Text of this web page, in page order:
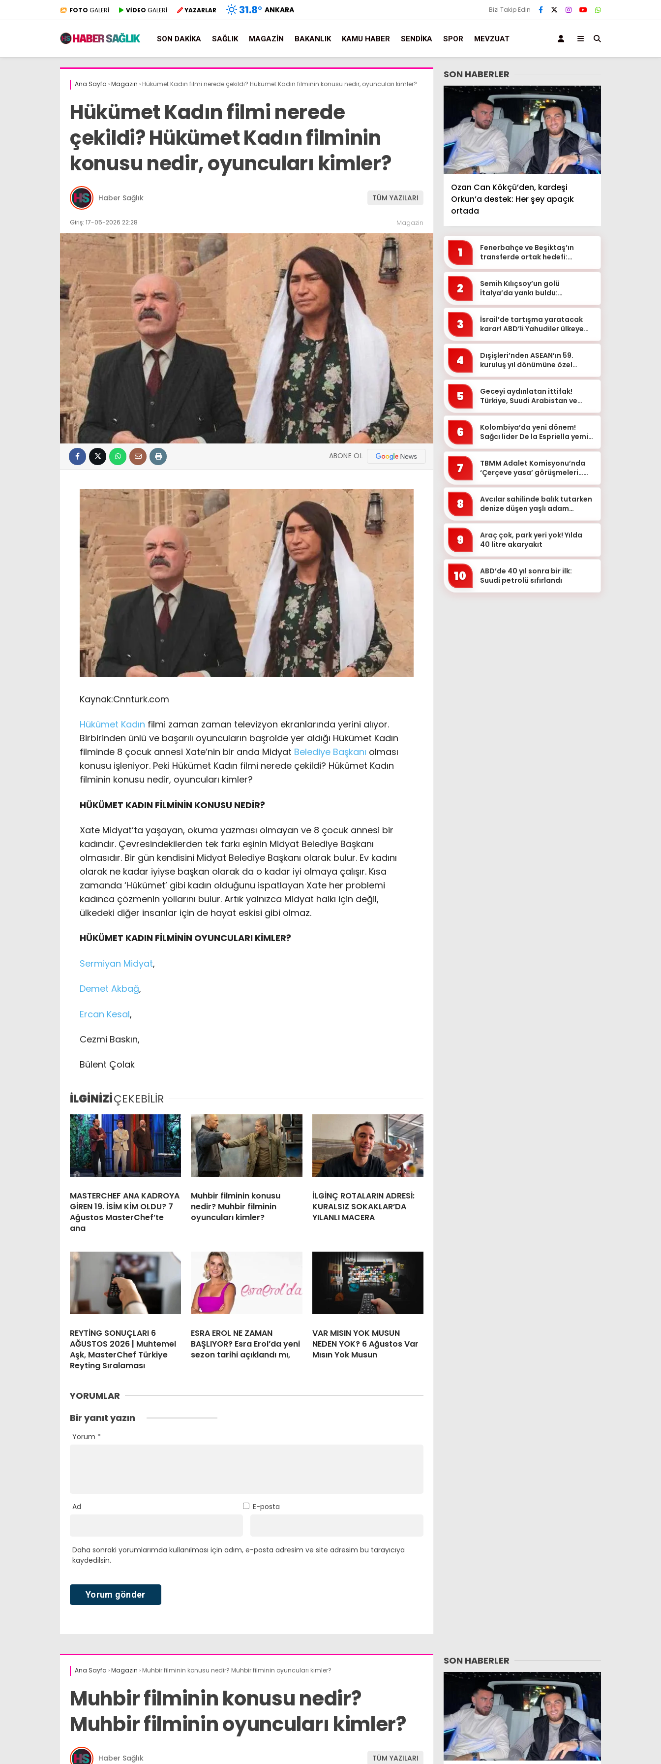
FOTO GALERİ VİDEO GALERİ YAZARLAR 31.8° ANKARA Bizi Takip Edin
SON DAKIKA SAĞLIK MAGAZIN BAKANLIK KAMU HABER SENDIKA SPOR MEVZUAT
Ana Sayfa ›Magazin › Hükümet Kadın filmi nerede çekildi? Hükümet Kadın filminin konusu nedir, oyuncuları kimler?
Hükümet Kadın filmi nerede
çekildi? Hükümet Kadın filminin
konusu nedir, oyuncuları kimler?
Haber Sağlık TÜM YAZILARI
Giriş: 17-05-2026 22:28 Magazin
ABONE OL
Kaynak:Cnnturk.com
Hükümet Kadın filmi zaman zaman televizyon ekranlarında yerini alıyor.
Birbirinden ünlü ve başarılı oyuncuların başrolde yer aldığı Hükümet Kadın
filminde 8 çocuk annesi Xate’nin bir anda Midyat Belediye Başkanı olması
konusu işleniyor. Peki Hükümet Kadın filmi nerede çekildi? Hükümet Kadın
filminin konusu nedir, oyuncuları kimler?
HÜKÜMET KADIN FİLMİNİN KONUSU NEDİR?
Xate Midyat’ta yaşayan, okuma yazması olmayan ve 8 çocuk annesi bir
kadındır. Çevresindekilerden tek farkı eşinin Midyat Belediye Başkanı
olmasıdır. Bir gün kendisini Midyat Belediye Başkanı olarak bulur. Ev kadını
olarak ne kadar iyiyse başkan olarak da o kadar iyi olmaya çalışır. Kısa
zamanda ‘Hükümet’ gibi kadın olduğunu ispatlayan Xate her problemi
kadınca çözmenin yollarını bulur. Artık yalnızca Midyat halkı için değil,
ülkedeki diğer insanlar için de hayat eskisi gibi olmaz.
HÜKÜMET KADIN FİLMİNİN OYUNCULARI KİMLER?
Sermiyan Midyat,
Demet Akbağ,
Ercan Kesal,
Cezmi Baskın,
Bülent Çolak
İLGİNİZİÇEKEBİLİR
MASTERCHEF ANA KADROYA
GİREN 19. İSİM KİM OLDU? 7
Ağustos MasterChef’te
ana
Muhbir filminin konusu
nedir? Muhbir filminin
oyuncuları kimler?
İLGİNÇ ROTALARIN ADRESİ:
KURALSIZ SOKAKLAR’DA
YILANLI MACERA
REYTİNG SONUÇLARI 6
AĞUSTOS 2026 | Muhtemel
Aşk, MasterChef Türkiye
Reyting Sıralaması
ESRA EROL NE ZAMAN
BAŞLIYOR? Esra Erol’da yeni
sezon tarihi açıklandı mı,
VAR MISIN YOK MUSUN
NEDEN YOK? 6 Ağustos Var
Mısın Yok Musun
YORUMLAR
Bir yanıt yazın
Yorum *
Ad E-posta
Daha sonraki yorumlarımda kullanılması için adım, e-posta adresim ve site adresim bu tarayıcıya
kaydedilsin.
SON HABERLER
Ozan Can Kökçü’den, kardeşi
Orkun’a destek: Her şey apaçık
ortada
1
Fenerbahçe ve Beşiktaş’ın
transferde ortak hedefi:
2
Semih Kılıçsoy’un golü
İtalya’da yankı buldu:
3
İsrail’de tartışma yaratacak
karar! ABD’li Yahudiler ülkeye
4
Dışişleri’nden ASEAN’ın 59.
kuruluş yıl dönümüne özel
5
Geceyi aydınlatan ittifak!
Türkiye, Suudi Arabistan ve
6
Kolombiya’da yeni dönem!
Sağcı lider De la Espriella yemin
7
TBMM Adalet Komisyonu’nda
‘Çerçeve yasa’ görüşmeleri…
8
Avcılar sahilinde balık tutarken
denize düşen yaşlı adam
9
Araç çok, park yeri yok! Yılda
40 litre akaryakıt
10
ABD’de 40 yıl sonra bir ilk:
Suudi petrolü sıfırlandı
Ana Sayfa ›Magazin › Muhbir filminin konusu nedir? Muhbir filminin oyuncuları kimler?
Muhbir filminin konusu nedir?
Muhbir filminin oyuncuları kimler?
Haber Sağlık TÜM YAZILARI
SON HABERLER